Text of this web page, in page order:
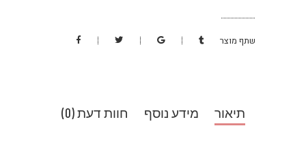
שתף מוצר
תיאור מידע נוסף חוות דעת (0)